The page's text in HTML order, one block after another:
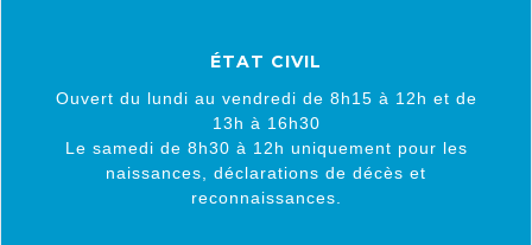
ÉTAT CIVIL
Ouvert du lundi au vendredi de 8h15 à 12h et de
13h à 16h30
Le samedi de 8h30 à 12h uniquement pour les
naissances, déclarations de décès et
reconnaissances.